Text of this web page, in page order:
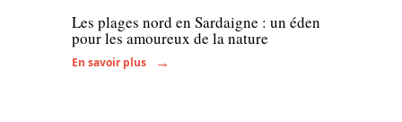
Les plages nord en Sardaigne : un éden
pour les amoureux de la nature
En savoir plus